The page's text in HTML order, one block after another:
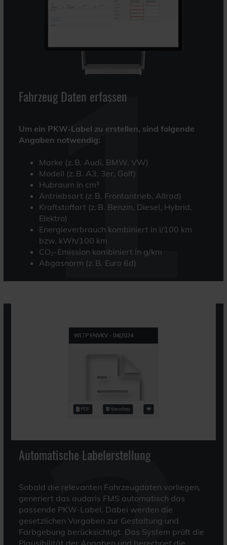
Fahrzeug Daten erfassen
Um ein PKW-Label zu erstellen, sind folgende
Angaben notwendig:
Marke (z. B. Audi, BMW, VW)
Modell (z. B. A3, 3er, Golf)
Hubraum in cm³
Antriebsart (z. B. Frontantrieb, Allrad)
Kraftstoffart (z. B. Benzin, Diesel, Hybrid,
Elektro)
Energieverbrauch kombiniert in l/100 km
bzw. kWh/100 km
CO₂-Emission kombiniert in g/km
Abgasnorm (z. B. Euro 6d)
1
Automatische Labelerstellung
Sobald die relevanten Fahrzeugdaten vorliegen,
generiert das audaris FMS automatisch das
passende PKW-Label. Dabei werden die
gesetzlichen Vorgaben zur Gestaltung und
Farbgebung berücksichtigt. Das System prüft die
Plausibilität der Angaben und berechnet die